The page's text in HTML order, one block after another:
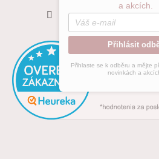
Sledovat na Instagramu
a akcích.
Přihlásit
Přihlaste se k odběru a mějte
novinkách a